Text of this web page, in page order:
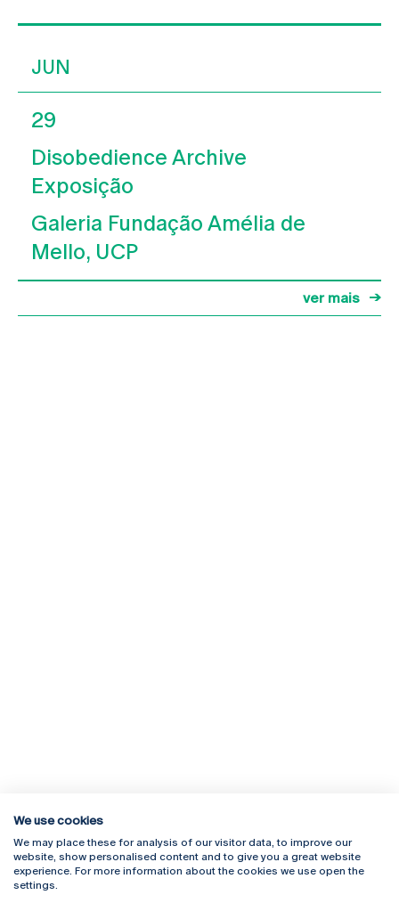
JUN
29
Disobedience Archive
Exposição
Galeria Fundação Amélia de
Mello, UCP
ver mais
Rua Diogo Botelho 1327
4169-005 Porto
+351 226 196 240
Campus Online
Webmail
We use cookies
We may place these for analysis of our visitor data, to improve our
website, show personalised content and to give you a great website
experience. For more information about the cookies we use open the
settings.